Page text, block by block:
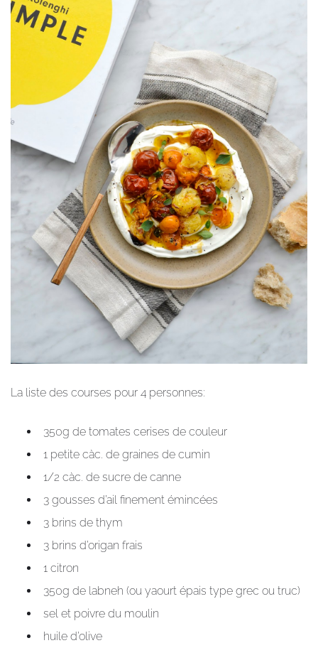
La liste des courses pour 4 personnes:
350g de tomates cerises de couleur
1 petite càc. de graines de cumin
1/2 càc. de sucre de canne
3 gousses d’ail finement émincées
3 brins de thym
3 brins d’origan frais
1 citron
350g de labneh (ou yaourt épais type grec ou truc)
sel et poivre du moulin
huile d’olive